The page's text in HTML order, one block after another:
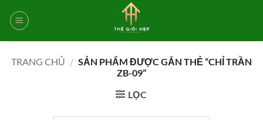
qua
TRANG CHỦ / SẢN PHẨM ĐƯỢC GẮN THẺ “CHỈ TRẦN
ZB-09”
LỌC